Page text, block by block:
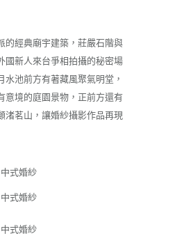
的經典廟宇建築，莊嚴石階與
國新人來台爭相拍攝的秘密場
水池前方有著藏風聚氣明堂，
意境的庭園景物，正前方還有
渚茗山，讓婚紗攝影作品再現